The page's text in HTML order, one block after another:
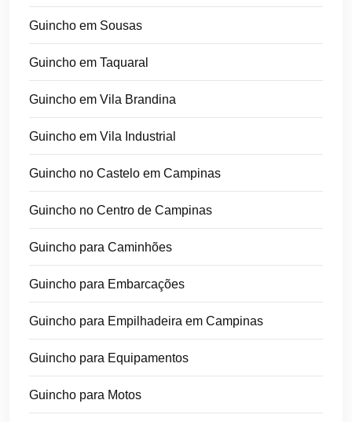
Guincho em Sousas
Guincho em Taquaral
Guincho em Vila Brandina
Guincho em Vila Industrial
Guincho no Castelo em Campinas
Guincho no Centro de Campinas
Guincho para Caminhões
Guincho para Embarcações
Guincho para Empilhadeira em Campinas
Guincho para Equipamentos
Guincho para Motos